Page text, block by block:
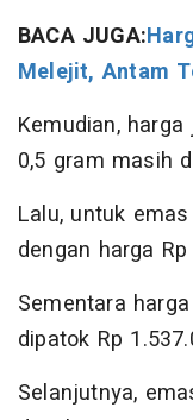
BACA JUGA:
Melejit, Antam
Kemudian,
0,5 gram masih
Lalu, untuk
dengan harga
Sementara harga
dipatok Rp
Selanjutnya,